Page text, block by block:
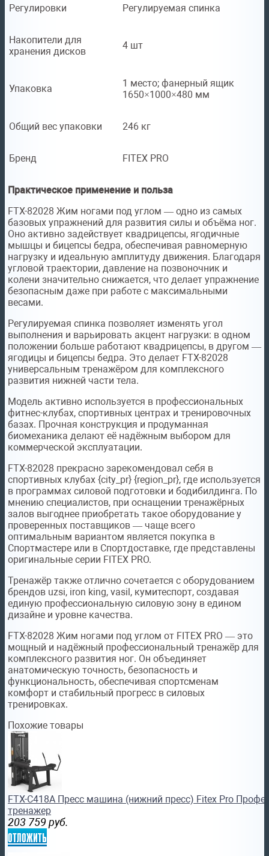
Регулировки Регулируемая спинка
Накопители для
хранения дисков
4 шт
Упаковка
1 место; фанерный ящик
1650×1000×480 мм
Общий вес упаковки 246 кг
Бренд FITEX PRO
Практическое применение и польза
FTX-82028 Жим ногами под углом — одно из самых
базовых упражнений для развития силы и объёма ног.
Оно активно задействует квадрицепсы, ягодичные
мышцы и бицепсы бедра, обеспечивая равномерную
нагрузку и идеальную амплитуду движения. Благодаря
угловой траектории, давление на позвоночник и
колени значительно снижается, что делает упражнение
безопасным даже при работе с максимальными
весами.
Регулируемая спинка позволяет изменять угол
выполнения и варьировать акцент нагрузки: в одном
положении больше работают квадрицепсы, в другом —
ягодицы и бицепсы бедра. Это делает FTX-82028
универсальным тренажёром для комплексного
развития нижней части тела.
Модель активно используется в профессиональных
фитнес-клубах, спортивных центрах и тренировочных
базах. Прочная конструкция и продуманная
биомеханика делают её надёжным выбором для
коммерческой эксплуатации.
FTX-82028 прекрасно зарекомендовал себя в
спортивных клубах {city_pr} {region_pr}, где используется
в программах силовой подготовки и бодибилдинга. По
мнению специалистов, при оснащении тренажёрных
залов выгоднее приобретать такое оборудование у
проверенных поставщиков — чаще всего
оптимальным вариантом является покупка в
Спортмастере или в Спортдоставке, где представлены
оригинальные серии FITEX PRO.
Тренажёр также отлично сочетается с оборудованием
брендов uzsi, iron king, vasil, кумитеспорт, создавая
единую профессиональную силовую зону в едином
дизайне и уровне качества.
FTX-82028 Жим ногами под углом от FITEX PRO — это
мощный и надёжный профессиональный тренажёр для
комплексного развития ног. Он объединяет
анатомическую точность, безопасность и
функциональность, обеспечивая спортсменам
комфорт и стабильный прогресс в силовых
тренировках.
Похожие товары
FTX-C418A Пресс машина (нижний пресс) Fitex Pro
тренажер
203 759 руб.
отложить